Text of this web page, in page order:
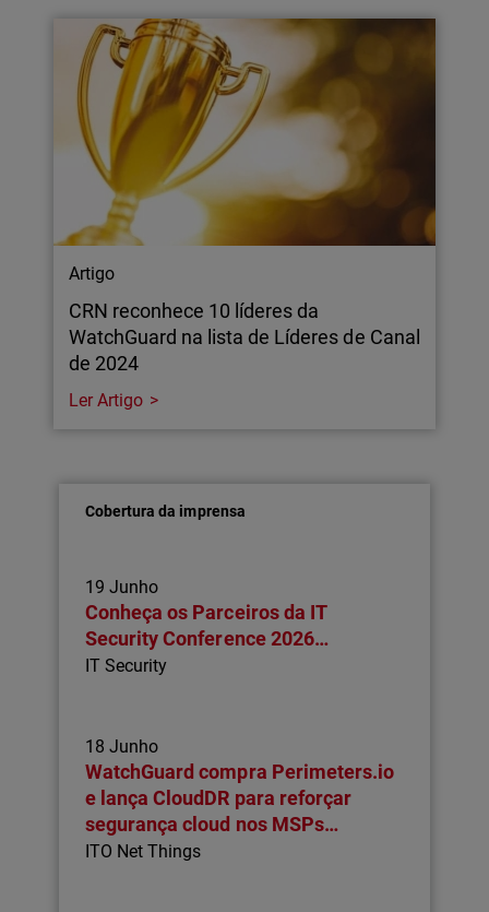
Artigo
CRN reconhece 10 líderes da
WatchGuard na lista de Líderes de Canal
de 2024
Ler Artigo
Cobertura da imprensa
19 Junho
Conheça os Parceiros da IT
Security Conference 2026…
IT Security
18 Junho
WatchGuard compra Perimeters.io
e lança CloudDR para reforçar
segurança cloud nos MSPs…
ITO Net Things